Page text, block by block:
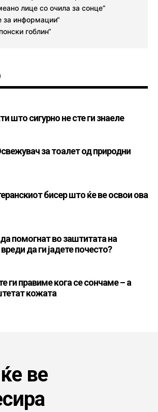
лице со очила за сонце“
за информации“
гоблин“
што сигурно не сте ги знаеле
за тоалет од природни
бисер што ќе ве освои ова
помогнат во заштитата на
да ги јадете почесто?
ги правиме кога се сончаме – а
кожата
ве